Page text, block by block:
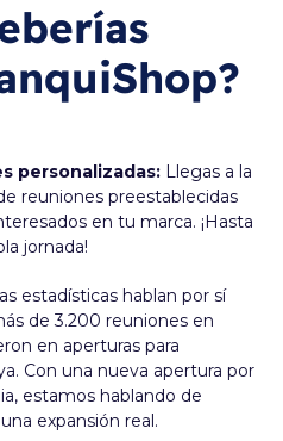
personalizadas: Llegas a la
reuniones preestablecidas
en tu marca. ¡Hasta
jornada!
estadísticas hablan por sí
de 3.200 reuniones en
en aperturas para
Con una nueva apertura por
estamos hablando de
expansión real.